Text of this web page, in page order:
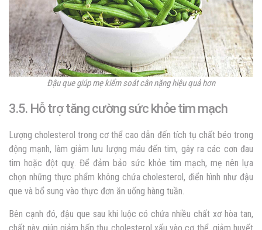
Đậu que giúp mẹ kiểm soát cân nặng hiệu quả hơn
3.5. Hỗ trợ tăng cường sức khỏe tim mạch
Lượng cholesterol trong cơ thể cao dẫn đến tích tụ chất béo trong
động mạnh, làm giảm lưu lượng máu đến tim, gây ra các cơn đau
tim hoặc đột quỵ. Để đảm bảo sức khỏe tim mạch, mẹ nên lựa
chọn những thực phẩm không chứa cholesterol, điển hình như đậu
que và bổ sung vào thực đơn ăn uống hàng tuần.
Bên cạnh đó, đậu que sau khi luộc có chứa nhiều chất xơ hòa tan,
chất này giúp giảm hấp thụ cholesterol xấu vào cơ thể, giảm huyết